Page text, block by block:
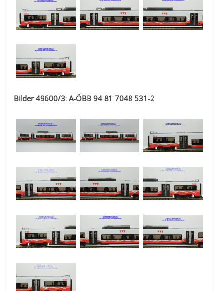
Bilder 49600/3: A-ÖBB 94 81 7048 531-2